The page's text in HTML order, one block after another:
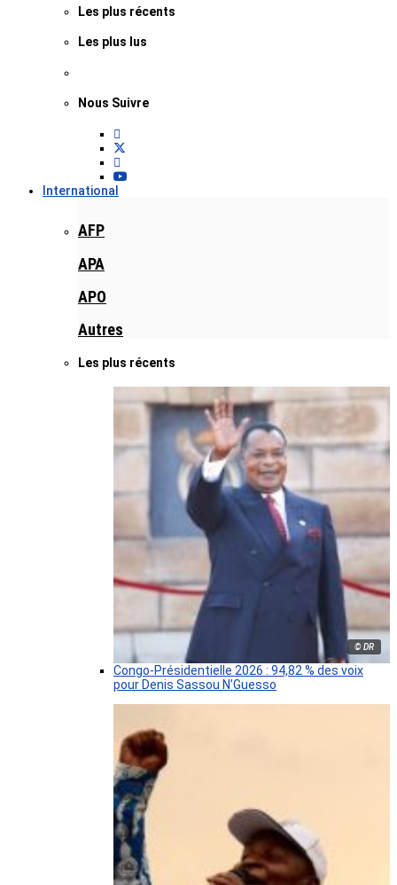
Les plus récents
Les plus lus
Nous Suivre
International
AFP
APA
APO
Autres
Les plus récents
© DR
Congo-Présidentielle 2026 : 94,82 % des voix
pour Denis Sassou N’Guesso